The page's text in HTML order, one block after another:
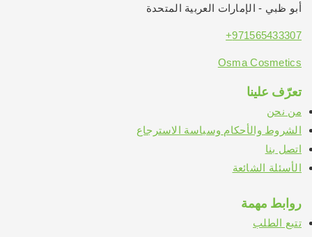
أبو ظبي - الإمارات العربية المتحدة
971565433307+
Osma Cosmetics
تعرّف علينا
من نحن
الشروط والأحكام وسياسة الاسترجاع
اتصل بنا
الأسئلة الشائعة
روابط مهمة
تتبع الطلب